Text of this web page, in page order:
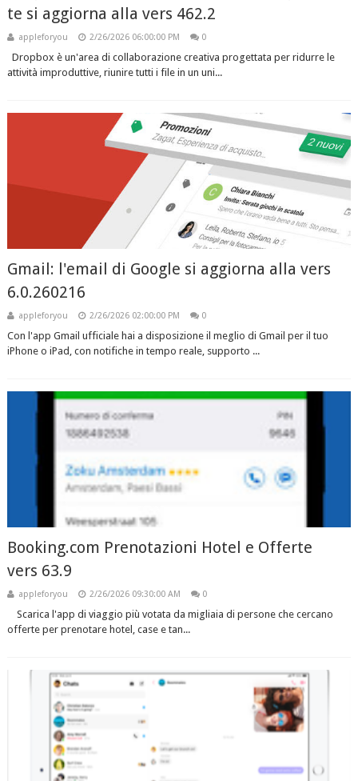
te si aggiorna alla vers 462.2
appleforyou 2/26/2026 06:00:00 PM 0
Dropbox è un'area di collaborazione creativa progettata per ridurre le
attività improduttive, riunire tutti i file in un uni...
Gmail: l'email di Google si aggiorna alla vers
6.0.260216
appleforyou 2/26/2026 02:00:00 PM 0
Con l'app Gmail ufficiale hai a disposizione il meglio di Gmail per il tuo
iPhone o iPad, con notifiche in tempo reale, supporto ...
Booking.com Prenotazioni Hotel e Offerte
vers 63.9
appleforyou 2/26/2026 09:30:00 AM 0
Scarica l'app di viaggio più votata da migliaia di persone che cercano
offerte per prenotare hotel, case e tan...